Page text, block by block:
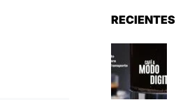
RECIENTES